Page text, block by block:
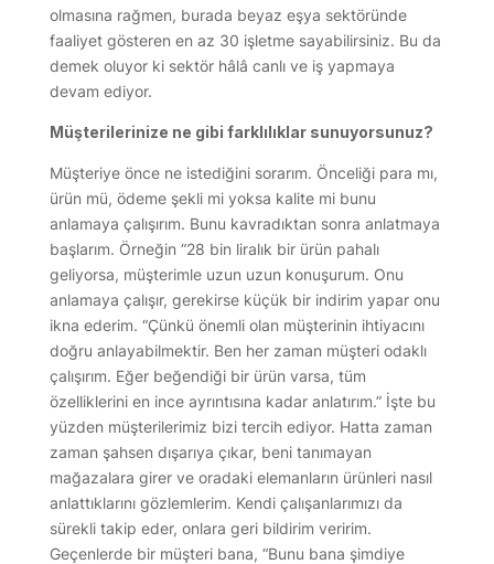
olmasına rağmen, burada beyaz eşya sektöründe
faaliyet gösteren en az 30 işletme sayabilirsiniz. Bu da
demek oluyor ki sektör hâlâ canlı ve iş yapmaya
devam ediyor.
Müşterilerinize ne gibi farklılıklar sunuyorsunuz?
Müşteriye önce ne istediğini sorarım. Önceliği para mı,
ürün mü, ödeme şekli mi yoksa kalite mi bunu
anlamaya çalışırım. Bunu kavradıktan sonra anlatmaya
başlarım. Örneğin “28 bin liralık bir ürün pahalı
geliyorsa, müşterimle uzun uzun konuşurum. Onu
anlamaya çalışır, gerekirse küçük bir indirim yapar onu
ikna ederim. “Çünkü önemli olan müşterinin ihtiyacını
doğru anlayabilmektir. Ben her zaman müşteri odaklı
çalışırım. Eğer beğendiği bir ürün varsa, tüm
özelliklerini en ince ayrıntısına kadar anlatırım.” İşte bu
yüzden müşterilerimiz bizi tercih ediyor. Hatta zaman
zaman şahsen dışarıya çıkar, beni tanımayan
mağazalara girer ve oradaki elemanların ürünleri nasıl
anlattıklarını gözlemlerim. Kendi çalışanlarımızı da
sürekli takip eder, onlara geri bildirim veririm.
Geçenlerde bir müşteri bana, “Bunu bana şimdiye